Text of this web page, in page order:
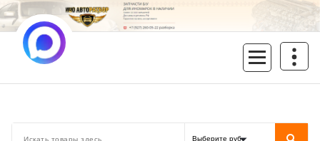
Перейти
к
содержимому